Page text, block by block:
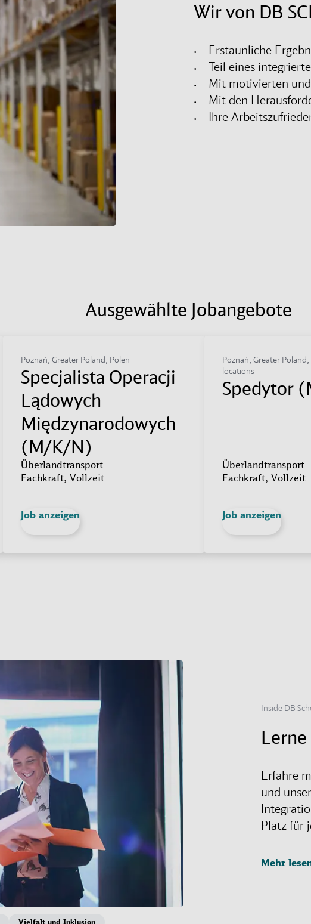
Wir von DB
Erstaunliche
Teil eines
Mit motivierten
Mit den
Ihre
Ausgewählte Jobangebote
Specjalista Operacji
Lądowych
Międzynarodowych
(M/K/N)
Poznań, Greater Poland, Polen
Überlandtransport
Fachkraft, Vollzeit
Job anzeigen
Spedytor
Poznań, Greater
locations
Überlandtransport
Fachkraft, Vollzeit
Job anzeigen
Inside DB
Erfahre
und
Platz für
Mehr
Vielfalt und Inklusion